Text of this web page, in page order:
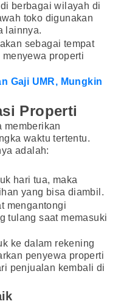
berbagai wilayah di
toko digunakan
lainnya.
sebagai tempat
properti
Gaji UMR, Mungkin
Properti
memberikan
waktu tertentu.
adalah:
hari tua, maka
yang bisa diambil.
mengantongi
tulang saat memasuki
ke dalam rekening
penyewa properti
penjualan kembali di